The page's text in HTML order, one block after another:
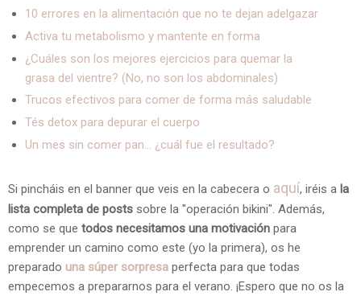
10 errores en la alimentación que no te dejan adelgazar
Activa tu metabolismo y mantente en forma
¿Cuáles son los mejores ejercicios para quemar la
grasa del vientre? (No, no son los abdominales)
Trucos efectivos para comer de forma más saludable
Tés detox para depurar el cuerpo
Un mes sin comer pan... ¿cuál fue el resultado?
Si pincháis en el banner que veis en la cabecera o aquí, iréis a la
lista completa de posts sobre la "operación bikini". Además,
como se que todos necesitamos una motivación para
emprender un camino como este (yo la primera), os he
preparado una súper sorpresa perfecta para que todas
empecemos a prepararnos para el verano. ¡Espero que no os la